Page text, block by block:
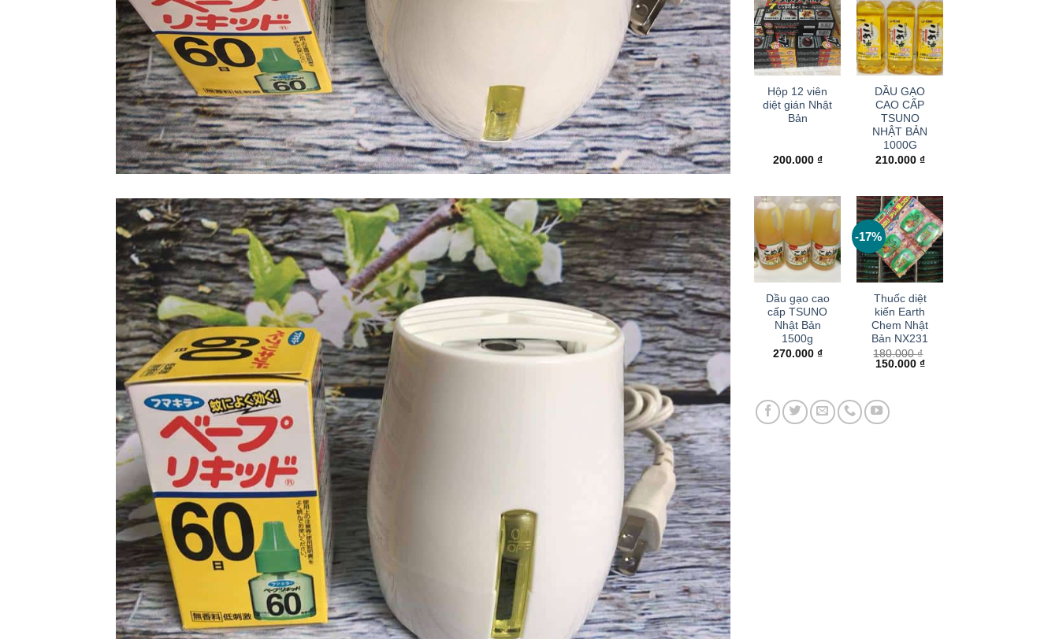
+
Hộp 12 viên
diệt gián Nhật
Bản
200.000 ₫
+
DẦU GẠO
CAO CẤP
TSUNO
NHẬT BẢN
1000G
210.000 ₫
+
Dầu gạo cao
cấp TSUNO
Nhật Bản
1500g
270.000 ₫
-17%
+
Thuốc diệt
kiến Earth
Chem Nhật
Bản NX231
180.000₫
Giá
150.000 ₫Giá